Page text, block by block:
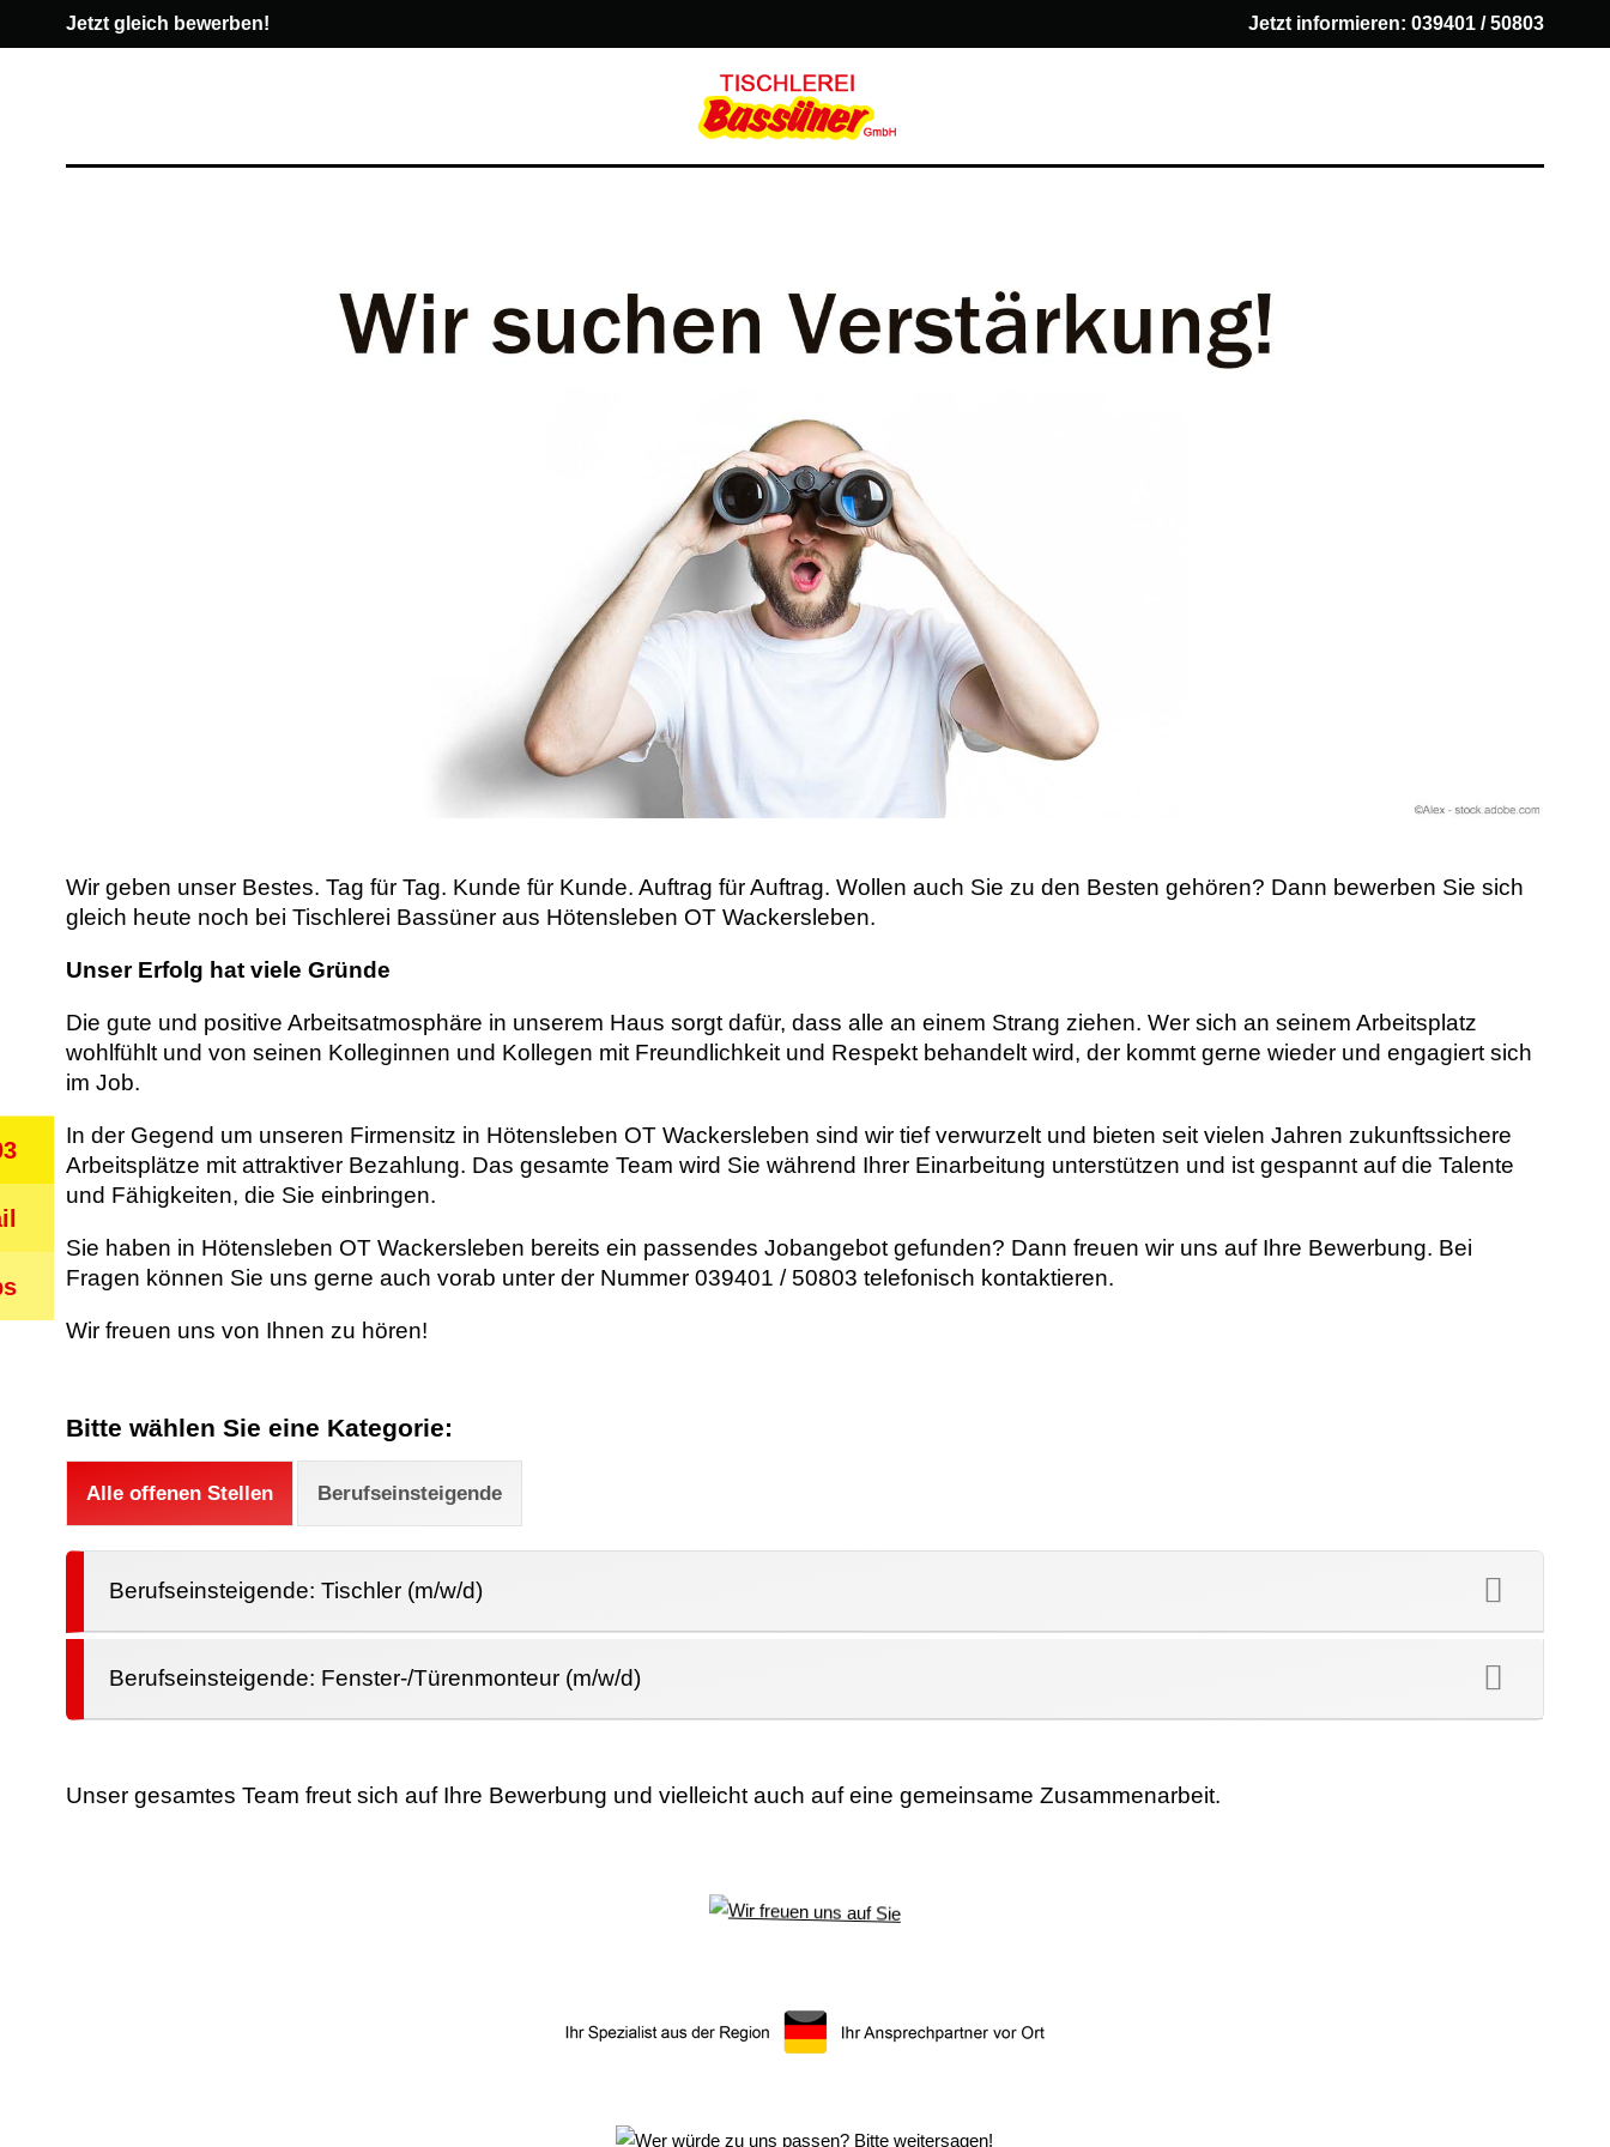
Jetzt gleich bewerben! Jetzt informieren: 039401 / 50803
Wir geben unser Bestes. Tag für Tag. Kunde für Kunde. Auftrag für Auftrag. Wollen auch Sie zu den Besten gehören? Dann bewerben Sie sich
gleich heute noch bei Tischlerei Bassüner aus Hötensleben OT Wackersleben.
Unser Erfolg hat viele Gründe
Die gute und positive Arbeitsatmosphäre in unserem Haus sorgt dafür, dass alle an einem Strang ziehen. Wer sich an seinem Arbeitsplatz
wohlfühlt und von seinen Kolleginnen und Kollegen mit Freundlichkeit und Respekt behandelt wird, der kommt gerne wieder und engagiert sich
im Job.
In der Gegend um unseren Firmensitz in Hötensleben OT Wackersleben sind wir tief verwurzelt und bieten seit vielen Jahren zukunftssichere
Arbeitsplätze mit attraktiver Bezahlung. Das gesamte Team wird Sie während Ihrer Einarbeitung unterstützen und ist gespannt auf die Talente
und Fähigkeiten, die Sie einbringen.
Sie haben in Hötensleben OT Wackersleben bereits ein passendes Jobangebot gefunden? Dann freuen wir uns auf Ihre Bewerbung. Bei
Fragen können Sie uns gerne auch vorab unter der Nummer 039401 / 50803 telefonisch kontaktieren.
Wir freuen uns von Ihnen zu hören!
Bitte wählen Sie eine Kategorie:
Alle offenen Stellen Berufseinsteigende
Berufseinsteigende: Tischler (m/w/d)
Berufseinsteigende: Fenster-/Türenmonteur (m/w/d)
Unser gesamtes Team freut sich auf Ihre Bewerbung und vielleicht auch auf eine gemeinsame Zusammenarbeit.